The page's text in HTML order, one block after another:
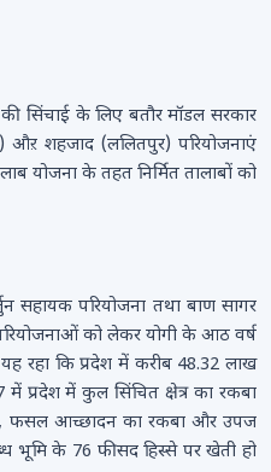
सिंचाई के लिए बतौर मॉडल सरकार
औऱ शहजाद (ललितपुर) परियोजनाएं
योजना के तहत निर्मित तालाबों को
सहायक परियोजना तथा बाण सागर
को लेकर योगी के आठ वर्ष
रहा कि प्रदेश में करीब 48.32 लाख
प्रदेश में कुल सिंचित क्षेत्र का रकबा
फसल आच्छादन का रकबा और उपज
भूमि के 76 फीसद हिस्से पर खेती हो